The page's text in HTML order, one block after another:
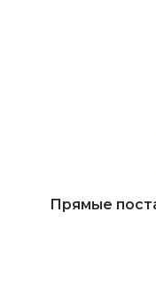
Прямые